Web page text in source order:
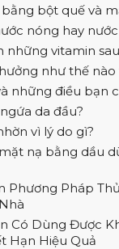
bột quế và
nóng hay
những vitamin
như thế nào
những điều bạn
da đầu?
vì lý do gì?
nạ bằng dầu
Phương Pháp
Có Dùng Được
Hạn Hiệu Quả